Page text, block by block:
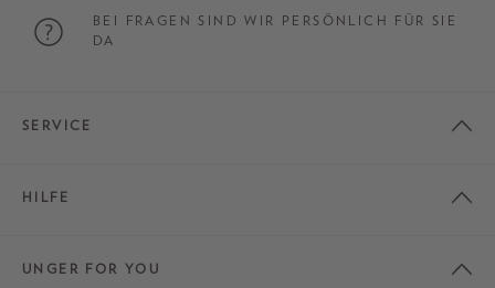
BEI FRAGEN SIND WIR PERSÖNLICH FÜR SIE
DA
SERVICE
HILFE
UNGER FOR YOU